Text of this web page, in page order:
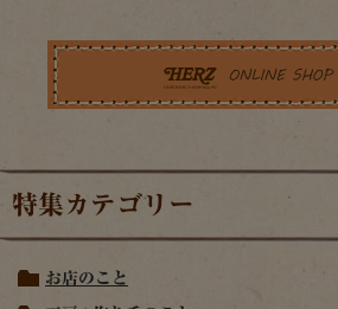
特集カテゴリー
お店のこと